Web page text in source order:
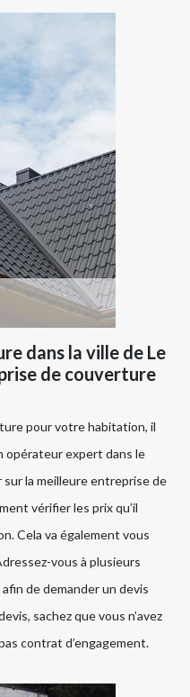
dans la ville de Le
de couverture
pour votre habitation, il
opérateur expert dans le
sur la meilleure entreprise de
vérifier les prix qu’il
Cela va également vous
vous à plusieurs
de demander un devis
sachez que vous n’avez
contrat d’engagement.